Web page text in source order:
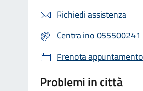
Richiedi assistenza
Centralino 055500241
Prenota appuntamento
Problemi in città